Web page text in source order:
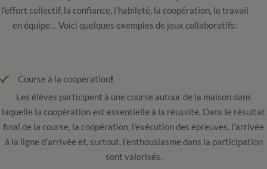
l’effort collectif, la confiance, l’habileté, la coopération, le travail
en équipe… Voici quelques exemples de jeux collaboratifs:
Course à la coopération!
Les élèves participent à une course autour de la maison dans
laquelle la coopération est essentielle à la réussite. Dans le résultat
final de la course, la coopération, l'exécution des épreuves, l'arrivée
à la ligne d'arrivée et, surtout, l'enthousiasme dans la participation
sont valorisés.